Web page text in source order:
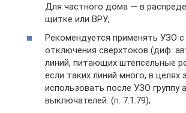
Для частного дома — в
щитке или ВРУ;
Рекомендуется применять УЗО
отключения сверхтоков (диф.
линий, питающих штепсельные
если таких линий много, в
использовать после УЗО группу
выключателей. (п. 7.1.79);